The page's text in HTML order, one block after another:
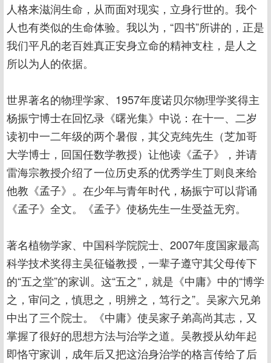
人格来滋润生命，从而面对现实，立身行世的。我个
人也有类似的生命体验。我以为，“四书”所讲的，正是
我们平凡的老百姓真正安身立命的精神支柱，是人之
所以为人的依据。
世界著名的物理学家、1957年度诺贝尔物理学奖得主
杨振宁博士在回忆录《曙光集》中说：在十一、二岁
读初中一二年级的两个暑假，其父克纯先生（芝加哥
大学博士，回国任数学教授）让他读《孟子》，并请
雷海宗教授介绍了一位历史系的优秀学生丁则良来给
他教《孟子》。在少年与青年时代，杨振宁可以背诵
《孟子》全文。《孟子》使杨先生一生受益无穷。
著名植物学家、中国科学院院士、2007年度国家最高
科学技术奖得主吴征镒教授，一辈子遵守其父母传下
的“五之堂”的家训。这“五之”，就是《中庸》中的“博学
之，审问之，慎思之，明辨之，笃行之”。吴家六兄弟
中出了三个院士。《中庸》使吴家子弟高尚其志，又
掌握了很好的思想方法与治学之道。吴教授从幼年起
即恪守家训，成年后又把这治身治学的格言传给了后